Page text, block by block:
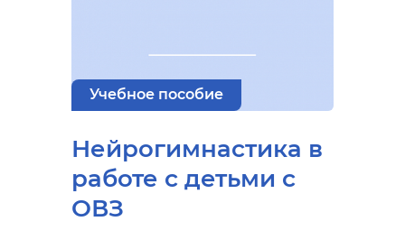
Учебное пособие
Нейрогимнастика в
работе с детьми с
ОВЗ